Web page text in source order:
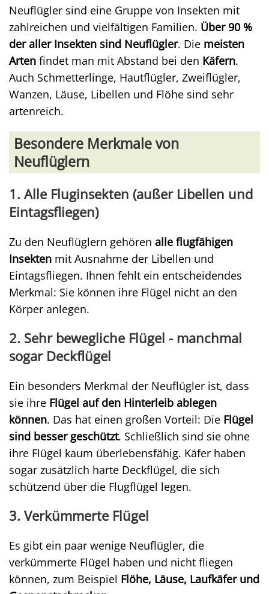
Neuflügler sind eine Gruppe von Insekten mit
zahlreichen und vielfältigen Familien. Über 90 %
der aller Insekten sind Neuflügler. Die meisten
Arten findet man mit Abstand bei den Käfern.
Auch Schmetterlinge, Hautflügler, Zweiflügler,
Wanzen, Läuse, Libellen und Flöhe sind sehr
artenreich.
Besondere Merkmale von
Neuflüglern
1. Alle Fluginsekten (außer Libellen und
Eintagsfliegen)
Zu den Neuflüglern gehören alle flugfähigen
Insekten mit Ausnahme der Libellen und
Eintagsfliegen. Ihnen fehlt ein entscheidendes
Merkmal: Sie können ihre Flügel nicht an den
Körper anlegen.
2. Sehr bewegliche Flügel - manchmal
sogar Deckflügel
Ein besonders Merkmal der Neuflügler ist, dass
sie ihre Flügel auf den Hinterleib ablegen
können. Das hat einen großen Vorteil: Die Flügel
sind besser geschützt. Schließlich sind sie ohne
ihre Flügel kaum überlebensfähig. Käfer haben
sogar zusätzlich harte Deckflügel, die sich
schützend über die Flugflügel legen.
3. Verkümmerte Flügel
Es gibt ein paar wenige Neuflügler, die
verkümmerte Flügel haben und nicht fliegen
können, zum Beispiel Flöhe, Läuse, Laufkäfer und